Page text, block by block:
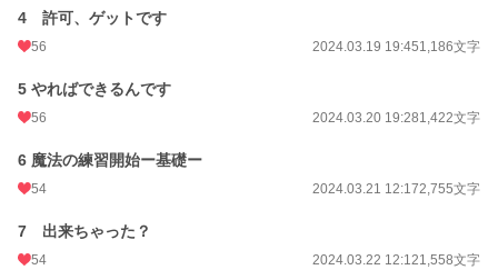
累計ポイント 33,592 pt (54,946 位)
4 許可、ゲットです
56 2024.03.19 19:451,186文字
5 やればできるんです
56 2024.03.20 19:281,422文字
6 魔法の練習開始ー基礎ー
54 2024.03.21 12:172,755文字
7 出来ちゃった？
54 2024.03.22 12:121,558文字